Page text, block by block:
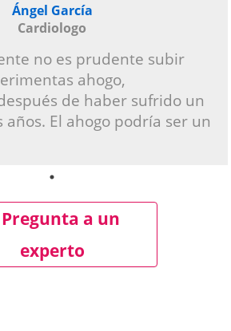
Ángel García
Cardiologo
no es prudente subir
ahogo,
de haber sufrido un
El ahogo podría ser un
Pregunta a un
experto